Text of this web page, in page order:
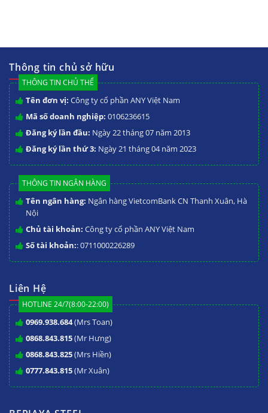
Thông tin chủ sở hữu
THÔNG TIN CHỦ THỂ
Tên đơn vị: Công ty cổ phần ANY Việt Nam
Mã số doanh nghiệp: 0106236615
Đăng ký lần đầu: Ngày 22 tháng 07 năm 2013
Đăng ký lần thứ 3: Ngày 21 tháng 04 năm 2023
THÔNG TIN NGÂN HÀNG
Tên ngân hàng: Ngân hàng VietcomBank CN Thanh Xuân, Hà
Nội
Chủ tài khoản: Công ty cổ phần ANY Việt Nam
Số tài khoản:: 0711000226289
Liên Hệ
HOTLINE 24/7(8:00-22:00)
0969.938.684(Mrs Toan)
0868.843.815(Mr Hưng)
0868.843.825(Mrs Hiền)
0777.843.815(Mr Xuân)